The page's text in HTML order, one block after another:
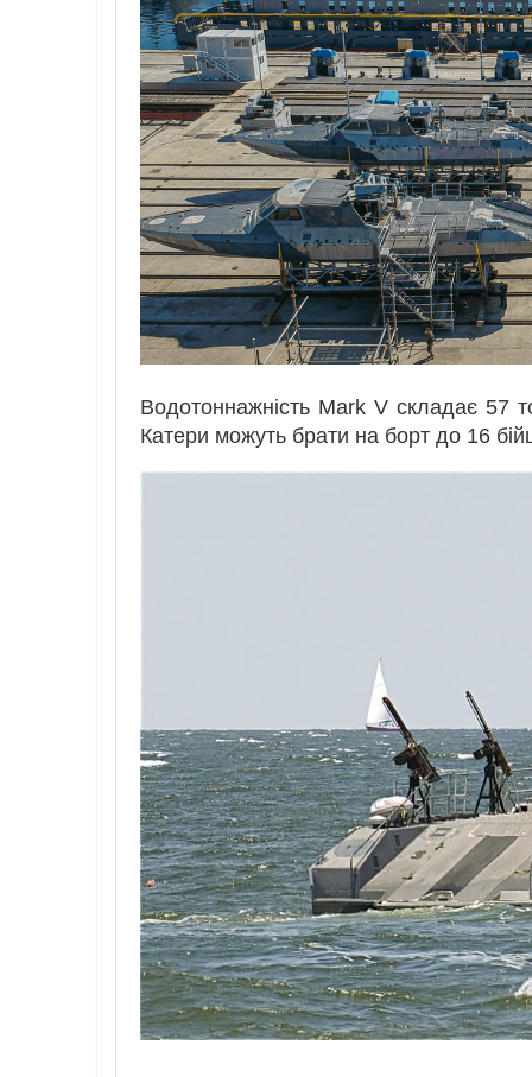
Водотоннажність Mark V складає 57
Катери можуть брати на борт до 16